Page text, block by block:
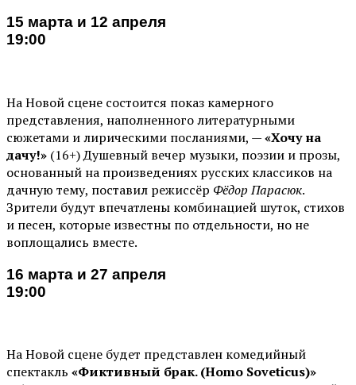
15 марта и 12 апреля
19:00
На Новой сцене состоится показ камерного
представления, наполненного литературными
сюжетами и лирическими посланиями, —«Хочу на
дачу!» (16+) Душевный вечер музыки, поэзии и прозы,
основанный на произведениях русских классиков на
дачную тему, поставил режиссёр Фёдор Парасюк.
Зрители будут впечатлены комбинацией шуток, стихов
и песен, которые известны по отдельности, но не
воплощались вместе.
16 марта и 27 апреля
19:00
На Новой сцене будет представлен комедийный
спектакль «Фиктивный брак. (Homo Soveticus)»